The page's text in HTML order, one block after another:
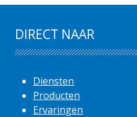
DIRECT NAAR
Diensten
Producten
Ervaringen